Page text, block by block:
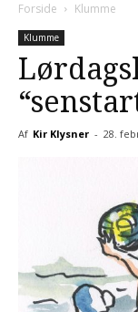
Forside Klumme
Klumme
Af Kir Klysner - 28.